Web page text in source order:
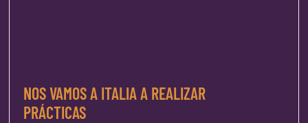
NOS VAMOS A ITALIA A REALIZAR
PRÁCTICAS